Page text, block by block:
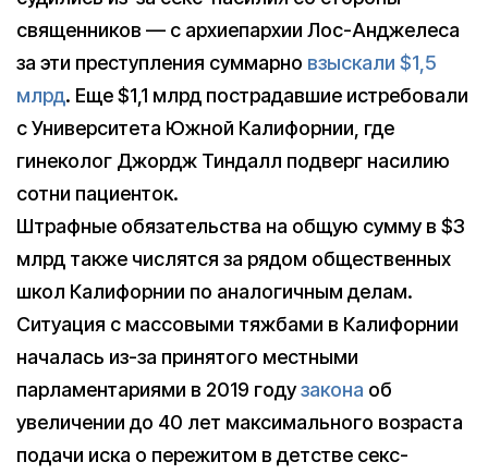
священников — с архиепархии Лос-Анджелеса
за эти преступления суммарно взыскали $1,5
млрд. Еще $1,1 млрд пострадавшие истребовали
с Университета Южной Калифорнии, где
гинеколог Джордж Тиндалл подверг насилию
сотни пациенток.
Штрафные обязательства на общую сумму в $3
млрд также числятся за рядом общественных
школ Калифорнии по аналогичным делам.
Ситуация с массовыми тяжбами в Калифорнии
началась из-за принятого местными
парламентариями в 2019 годузакона об
увеличении до 40 лет максимального возраста
подачи иска о пережитом в детстве секс-